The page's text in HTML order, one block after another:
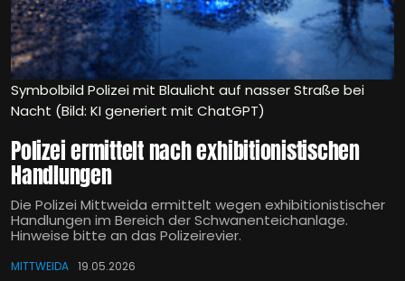
Symbolbild Polizei mit Blaulicht auf nasser Straße bei
Nacht (Bild: KI generiert mit ChatGPT)
Polizei ermittelt nach exhibitionistischen
Handlungen
Die Polizei Mittweida ermittelt wegen exhibitionistischer
Handlungen im Bereich der Schwanenteichanlage.
Hinweise bitte an das Polizeirevier.
MITTWEIDA 19.05.2026